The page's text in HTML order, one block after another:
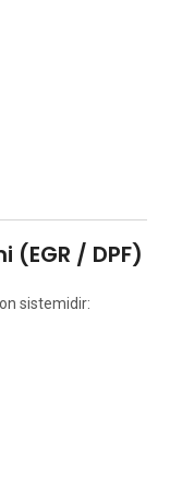
/ DPF)
sistemidir: